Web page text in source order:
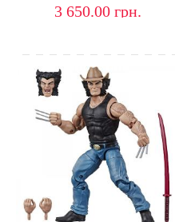
3 650.00 грн.